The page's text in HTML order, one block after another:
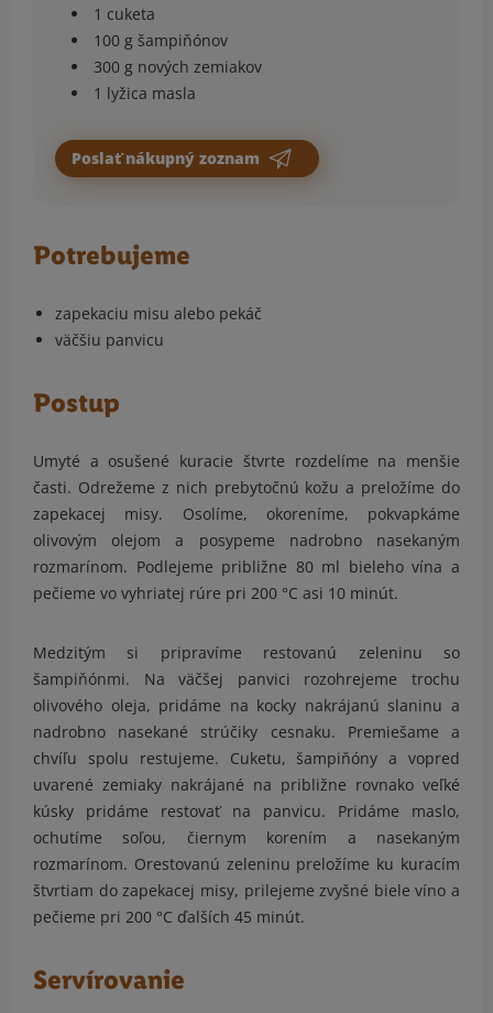
1 cuketa
100 g šampiňónov
300 g nových zemiakov
1 lyžica masla
Poslať nákupný zoznam
Potrebujeme
zapekaciu misu alebo pekáč
väčšiu panvicu
Postup
Umyté a osušené kuracie štvrte rozdelíme na menšie
časti. Odrežeme z nich prebytočnú kožu a preložíme do
zapekacej misy. Osolíme, okoreníme, pokvapkáme
olivovým olejom a posypeme nadrobno nasekaným
rozmarínom. Podlejeme približne 80 ml bieleho vína a
pečieme vo vyhriatej rúre pri 200 °C asi 10 minút.
Medzitým si pripravíme restovanú zeleninu so
šampiňónmi. Na väčšej panvici rozohrejeme trochu
olivového oleja, pridáme na kocky nakrájanú slaninu a
nadrobno nasekané strúčiky cesnaku. Premiešame a
chvíľu spolu restujeme. Cuketu, šampiňóny a vopred
uvarené zemiaky nakrájané na približne rovnako veľké
kúsky pridáme restovať na panvicu. Pridáme maslo,
ochutíme soľou, čiernym korením a nasekaným
rozmarínom. Orestovanú zeleninu preložíme ku kuracím
štvrtiam do zapekacej misy, prilejeme zvyšné biele víno a
pečieme pri 200 °C ďalších 45 minút.
Servírovanie